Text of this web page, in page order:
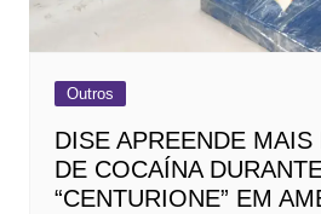
Outros
DISE APREENDE
DE COCAÍNA
“CENTURIONE” EM